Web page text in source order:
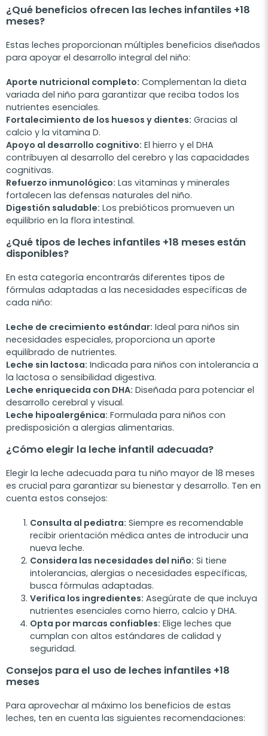
¿Qué beneficios ofrecen las leches infantiles +18
meses?
Estas leches proporcionan múltiples beneficios diseñados
para apoyar el desarrollo integral del niño:
Aporte nutricional completo: Complementan la dieta
variada del niño para garantizar que reciba todos los
nutrientes esenciales.
Fortalecimiento de los huesos y dientes: Gracias al
calcio y la vitamina D.
Apoyo al desarrollo cognitivo: El hierro y el DHA
contribuyen al desarrollo del cerebro y las capacidades
cognitivas.
Refuerzo inmunológico: Las vitaminas y minerales
fortalecen las defensas naturales del niño.
Digestión saludable: Los prebióticos promueven un
equilibrio en la flora intestinal.
¿Qué tipos de leches infantiles +18 meses están
disponibles?
En esta categoría encontrarás diferentes tipos de
fórmulas adaptadas a las necesidades específicas de
cada niño:
Leche de crecimiento estándar: Ideal para niños sin
necesidades especiales, proporciona un aporte
equilibrado de nutrientes.
Leche sin lactosa: Indicada para niños con intolerancia a
la lactosa o sensibilidad digestiva.
Leche enriquecida con DHA: Diseñada para potenciar el
desarrollo cerebral y visual.
Leche hipoalergénica: Formulada para niños con
predisposición a alergias alimentarias.
¿Cómo elegir la leche infantil adecuada?
Elegir la leche adecuada para tu niño mayor de 18 meses
es crucial para garantizar su bienestar y desarrollo. Ten en
cuenta estos consejos:
Consulta al pediatra: Siempre es recomendable
recibir orientación médica antes de introducir una
nueva leche.
Considera las necesidades del niño: Si tiene
intolerancias, alergias o necesidades específicas,
busca fórmulas adaptadas.
Verifica los ingredientes: Asegúrate de que incluya
nutrientes esenciales como hierro, calcio y DHA.
Opta por marcas confiables: Elige leches que
cumplan con altos estándares de calidad y
seguridad.
Consejos para el uso de leches infantiles +18
meses
Para aprovechar al máximo los beneficios de estas
leches, ten en cuenta las siguientes recomendaciones: